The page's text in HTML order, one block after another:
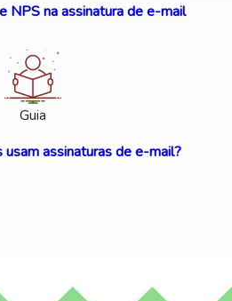
NPS na assinatura de e-mail
Guia
usam assinaturas de e-mail?